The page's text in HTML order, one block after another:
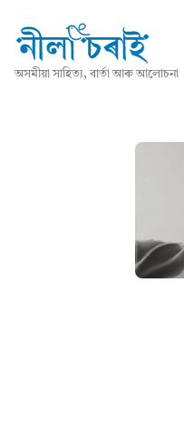
অসমীয়া সাহিত্য, বাৰ্তা আৰু আলোচনা